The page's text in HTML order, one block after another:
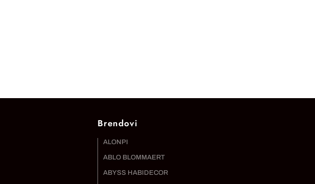
Brendovi
ALONPI
ABLO BLOMMAERT
ABYSS HABIDECOR